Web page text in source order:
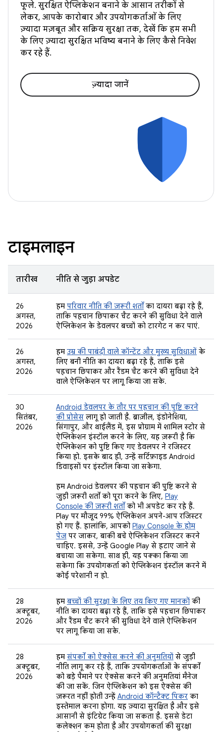
फूले. सुरक्षित ऐप्लिकेशन बनाने के आसान तरीकों से
लेकर, आपके कारोबार और उपयोगकर्ताओं के लिए
ज़्यादा मज़बूत और सक्रिय सुरक्षा तक, देखें कि हम सभी
के लिए ज़्यादा सुरक्षित भविष्य बनाने के लिए कैसे निवेश
कर रहे हैं.
ज़्यादा जानें
टाइमलाइन
तारीख नीति से जुड़ा अपडेट
26
अगस्त,
2026
हम परिवार नीति की ज़रूरी शर्तोंका दायरा बढ़ा रहे हैं,
ताकि पहचान छिपाकर चैट करने की सुविधा देने वाले
ऐप्लिकेशन के डेवलपर बच्चों को टारगेट न कर पाएं.
26
अगस्त,
2026
हम उम्र की पाबंदी वाले कॉन्टेंट और मुख्य सुविधाओं के
लिए बनी नीति का दायरा बढ़ा रहे हैं, ताकि इसे
पहचान छिपाकर और रैंडम चैट करने की सुविधा देने
वाले ऐप्लिकेशन पर लागू किया जा सके.
30
सितंबर,
2026
Android डेवलपर के तौर पर पहचान की पुष्टि करने
की प्रोसेस लागू हो जाती है. ब्राज़ील, इंडोनेशिया,
सिंगापुर, और थाईलैंड में, इस प्रोग्राम में शामिल स्टोर से
ऐप्लिकेशन इंस्टॉल करने के लिए, यह ज़रूरी है कि
ऐप्लिकेशन को पुष्टि किए गए डेवलपर ने रजिस्टर
किया हो. इसके बाद ही, उन्हें सर्टिफ़ाइड Android
डिवाइसों पर इंस्टॉल किया जा सकेगा.
हम Android डेवलपर की पहचान की पुष्टि करने से
जुड़ी ज़रूरी शर्तों को पूरा करने के लिए, Play
Console की ज़रूरी शर्तोंको भी अपडेट कर रहे हैं.
Play पर मौजूद 99% ऐप्लिकेशन अपने-आप रजिस्टर
हो गए हैं. हालांकि, आपको Play Console के होम
पेज पर जाकर, बाकी बचे ऐप्लिकेशन रजिस्टर करने
चाहिए. इससे, उन्हें Google Play से हटाए जाने से
बचाया जा सकेगा. साथ ही, यह पक्का किया जा
सकेगा कि उपयोगकर्ता को ऐप्लिकेशन इंस्टॉल करने में
कोई परेशानी न हो.
28
अक्टूबर,
2026
हम बच्चों की सुरक्षा के लिए तय किए गए मानकों की
नीति का दायरा बढ़ा रहे हैं, ताकि इसे पहचान छिपाकर
और रैंडम चैट करने की सुविधा देने वाले ऐप्लिकेशन
पर लागू किया जा सके.
28
अक्टूबर,
2026
हम संपर्कों को ऐक्सेस करने की अनुमतियों से जुड़ी
नीति लागू कर रहे हैं, ताकि उपयोगकर्ताओं के संपर्कों
को बड़े पैमाने पर ऐक्सेस करने की अनुमतियां मैनेज
की जा सकें. जिन ऐप्लिकेशन को इस ऐक्सेस की
ज़रूरत नहीं होती उन्हें Android कॉन्टैक्ट पिकर का
इस्तेमाल करना होगा. यह ज़्यादा सुरक्षित है और इसे
आसानी से इंटिग्रेट किया जा सकता है. इससे डेटा
कलेक्शन कम होता है और उपयोगकर्ता की सुरक्षा